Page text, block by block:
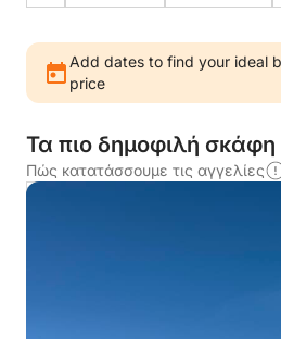
Add dates to find your ideal
price
Τα πιο δημοφιλή σκάφη
Πώς κατατάσσουμε τις αγγελίες